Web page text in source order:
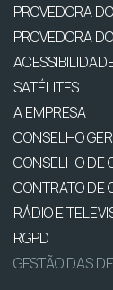
PROVEDORA
PROVEDORA
SATÉLITES
A EMPRESA
CONSELHO
CONSELHO DE
CONTRATO DE
RÁDIO E
RGPD
GESTÃO DAS